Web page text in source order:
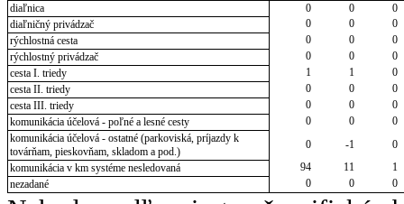
diaľnica
0 0
0
diaľničný privádzač
0 0
0
rýchlostná cesta
0 0
0
rýchlostný privádzač
0 0
0
cesta I. triedy
1 1
0
cesta II. triedy
0 0
0
cesta III. triedy
0 0
0
komunikácia účelová - poľné a lesné cesty
0 0
0
komunikácia účelová - ostatné (parkoviská, príjazdy k
továrňam, pieskovňam, skladom a pod.)
0 -1
0
komunikácia v km systéme nesledovaná
94 11
1
nezadané
0 0 0